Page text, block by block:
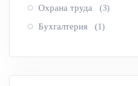
Охрана труда (3)
Бухгалтерия (1)